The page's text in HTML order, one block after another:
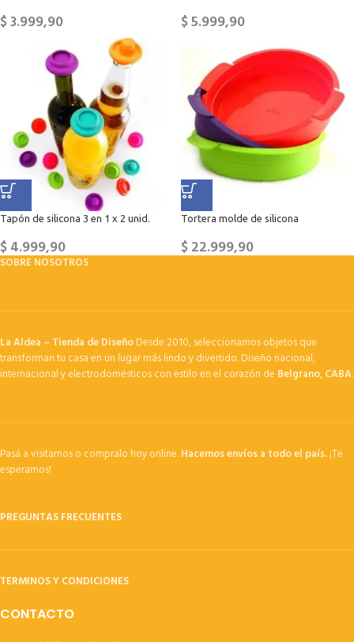
$3.999,90 $5.999,90
Tapón de silicona 3 en 1 x 2 unid.
$4.999,90
Tortera molde de silicona
$22.999,90
SOBRE NOSOTROS
La Aldea – Tienda de DiseñoDesde 2010, seleccionamos objetos que
transforman tu casa en un lugar más lindo y divertido. Diseño nacional,
internacional y electrodomésticos con estilo en el corazón de Belgrano, CABA.
Pasá a visitarnos o compralo hoy online.Hacemos envíos a todo el país.¡Te
esperamos!
PREGUNTAS FRECUENTES
TERMINOS Y CONDICIONES
CONTACTO